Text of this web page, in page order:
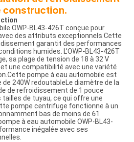
construction.
OWP-BL43-426T conçue pour
des attributs exceptionnels.Cette
garantit des performances
humides. L'OWP-BL43-426T
sa plage de tension de 18 à 32 V
une compatibilité avec une variété
pompe à eau automobile est
240W redoutableLe diamètre de la
de refroidissement de 1 pouce
de tuyau, ce qui offre une
pompe centrifuge fonctionne à un
bas de moins de 61
à eau automobile OWP-BL43-
inégalée avec ses